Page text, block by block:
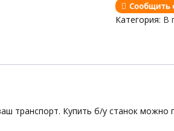
Сообщить
Категория: В
транспорт. Купить б/у станок